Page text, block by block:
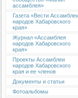
ассамблея»
Газета «Вести
народов Хабаровского
края»
Журнал «Ассамблея
народов Хабаровского
края»
Проекты Ассамблеи
народов Хабаровского
края и ее членов
Документы и статьи
Фотоальбомы